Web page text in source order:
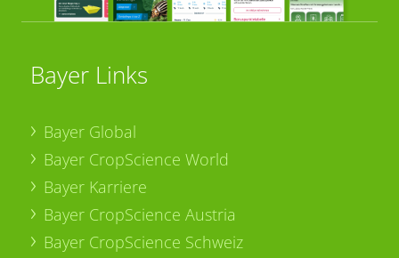
Bayer Links
Bayer Global
Bayer CropScience World
Bayer Karriere
Bayer CropScience Austria
Bayer CropScience Schweiz